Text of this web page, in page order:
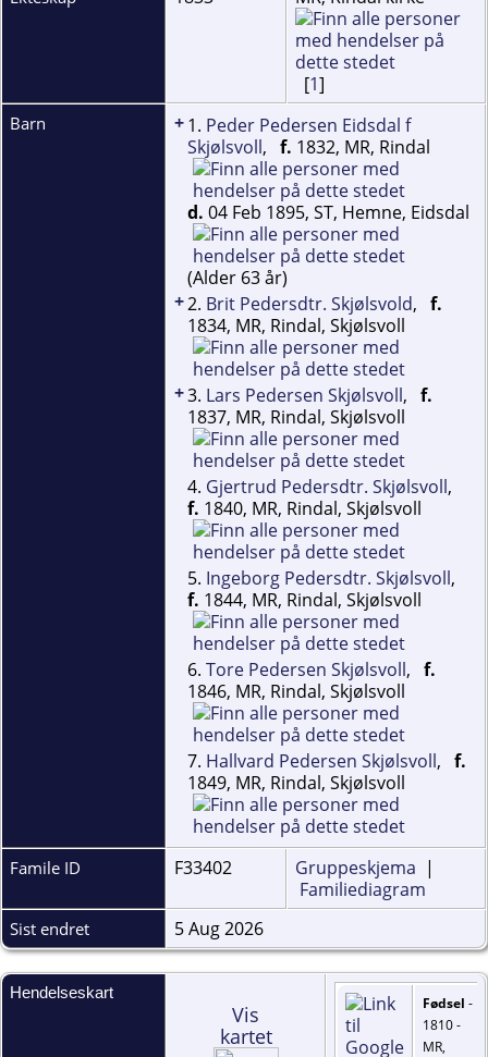
[1]
Barn +1. Peder Pedersen Eidsdal f
Skjølsvoll, f. 1832, MR, Rindal
d. 04 Feb 1895, ST, Hemne, Eidsdal
(Alder 63 år)
+2. Brit Pedersdtr. Skjølsvold, f.
1834, MR, Rindal, Skjølsvoll
+3. Lars Pedersen Skjølsvoll, f.
1837, MR, Rindal, Skjølsvoll
4. Gjertrud Pedersdtr. Skjølsvoll,
f. 1840, MR, Rindal, Skjølsvoll
5. Ingeborg Pedersdtr. Skjølsvoll,
f. 1844, MR, Rindal, Skjølsvoll
6. Tore Pedersen Skjølsvoll, f.
1846, MR, Rindal, Skjølsvoll
7. Hallvard Pedersen Skjølsvoll, f.
1849, MR, Rindal, Skjølsvoll
Famile ID F33402 Gruppeskjema |
Familiediagram
Sist endret 5 Aug 2026
Hendelseskart
Vis
kartet
Fødsel -
1810 -
MR,